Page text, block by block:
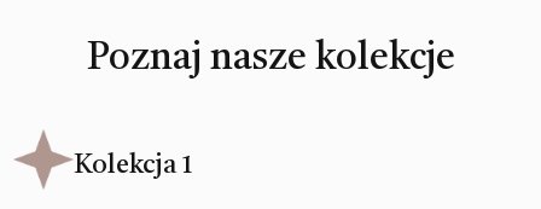
Poznaj nasze kolekcje
Kolekcja 1